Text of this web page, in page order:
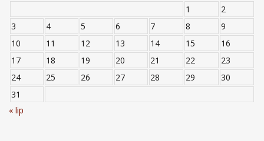
1
2
3
4 5 6 7 8
9
10
11 12 13 14 15
16
17
18 19 20 21 22
23
24
25 26 27 28 29
30
31
« lip